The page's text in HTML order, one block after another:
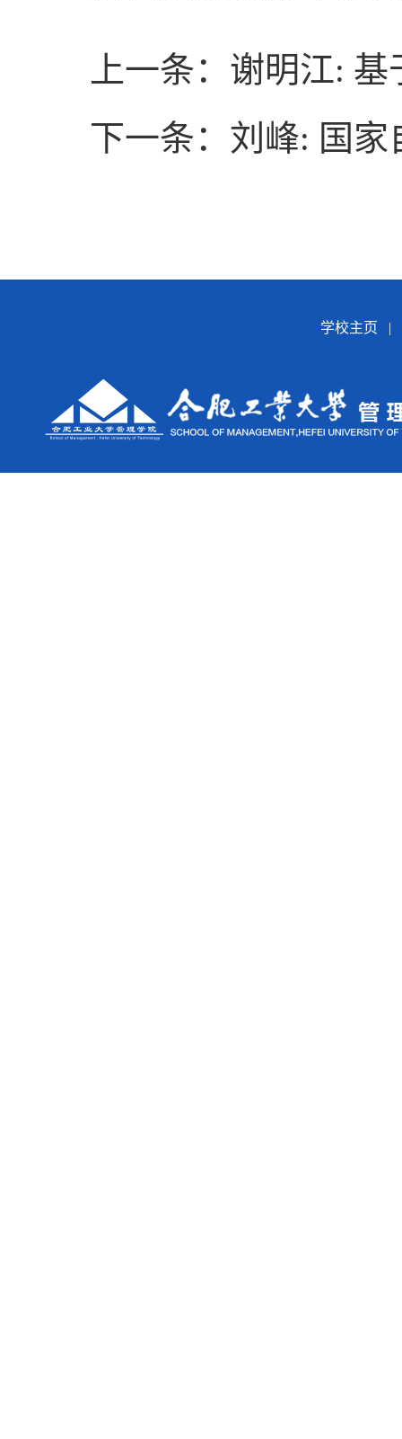
上一条：谢明江:
下一条：刘峰: 国
学校主页 |